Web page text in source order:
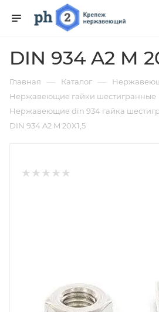
DIN 934 A2 M
Главная — Каталог —
Нержавеющие гайки шестигранные
Нержавеющие din 934 гайка
DIN 934 A2 M 20X1,5